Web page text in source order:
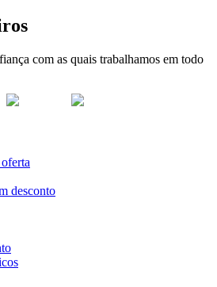
com as quais trabalhamos em todo
desconto